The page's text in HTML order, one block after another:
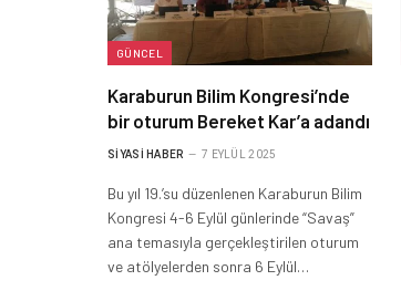
GÜNCEL
Karaburun Bilim Kongresi’nde
bir oturum Bereket Kar’a adandı
SIYASI HABER 7 EYLÜL 2025
Bu yıl 19.’su düzenlenen Karaburun Bilim
Kongresi 4-6 Eylül günlerinde “Savaş”
ana temasıyla gerçekleştirilen oturum
ve atölyelerden sonra 6 Eylül…